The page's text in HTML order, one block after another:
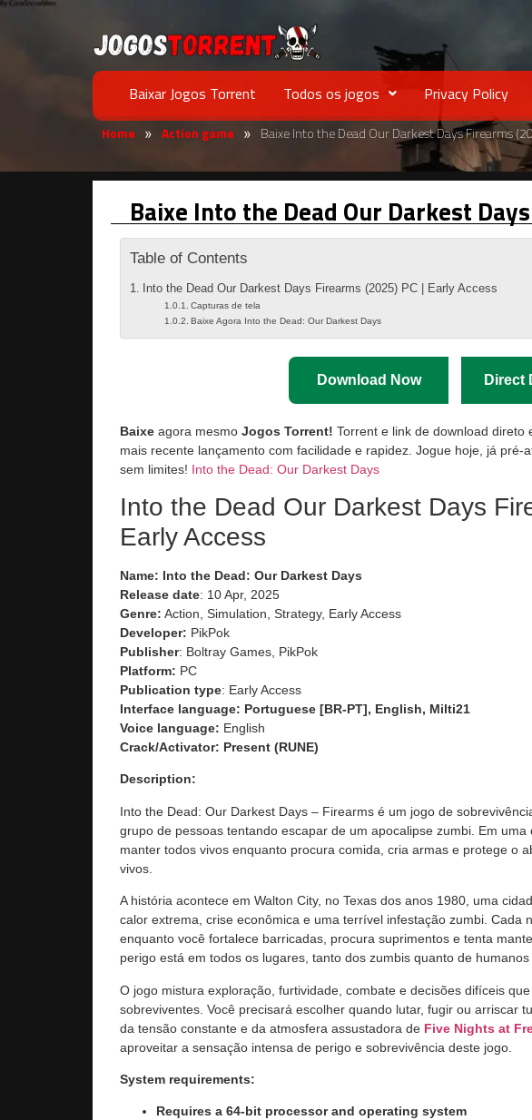
Baixar Jogos Torrent Todos os jogos Privacy Policy
Home » Action game » Baixe Into the Dead Our Darkest Days Firearms
Baixe Into the Dead Our Darkest
Table of Contents
Into the Dead Our Darkest Days Firearms (2025) PC | Early Access
Capturas de tela
Baixe Agora Into the Dead: Our Darkest Days
Download Now Direct
Baixe agora mesmo Jogos Torrent! Torrent e link de download
mais recente lançamento com facilidade e rapidez. Jogue hoje, já pré-
sem limites! Into the Dead: Our Darkest Days
Into the Dead Our Darkest Days
Early Access
Name: Into the Dead: Our Darkest Days
Release date: 10 Apr, 2025
Genre: Action, Simulation, Strategy, Early Access
Developer: PikPok
Publisher: Boltray Games, PikPok
Platform: PC
Publication type: Early Access
Interface language: Portuguese [BR-PT], English, Milti21
Voice language: English
Crack/Activator: Present (RUNE)
Description:
Into the Dead: Our Darkest Days – Firearms é um jogo de
grupo de pessoas tentando escapar de um apocalipse zumbi. Em
manter todos vivos enquanto procura comida, cria armas e protege o
vivos.
A história acontece em Walton City, no Texas dos anos 1980, uma
calor extrema, crise econômica e uma terrível infestação zumbi. Cada
enquanto você fortalece barricadas, procura suprimentos e tenta
perigo está em todos os lugares, tanto dos zumbis quanto de
O jogo mistura exploração, furtividade, combate e decisões difíceis
sobreviventes. Você precisará escolher quando lutar, fugir ou arriscar
da tensão constante e da atmosfera assustadora de Five Nights at
aproveitar a sensação intensa de perigo e sobrevivência deste jogo.
System requirements:
Requires a 64-bit processor and operating system